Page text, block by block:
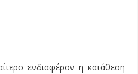
ενδιαφέρον η κατάθεση